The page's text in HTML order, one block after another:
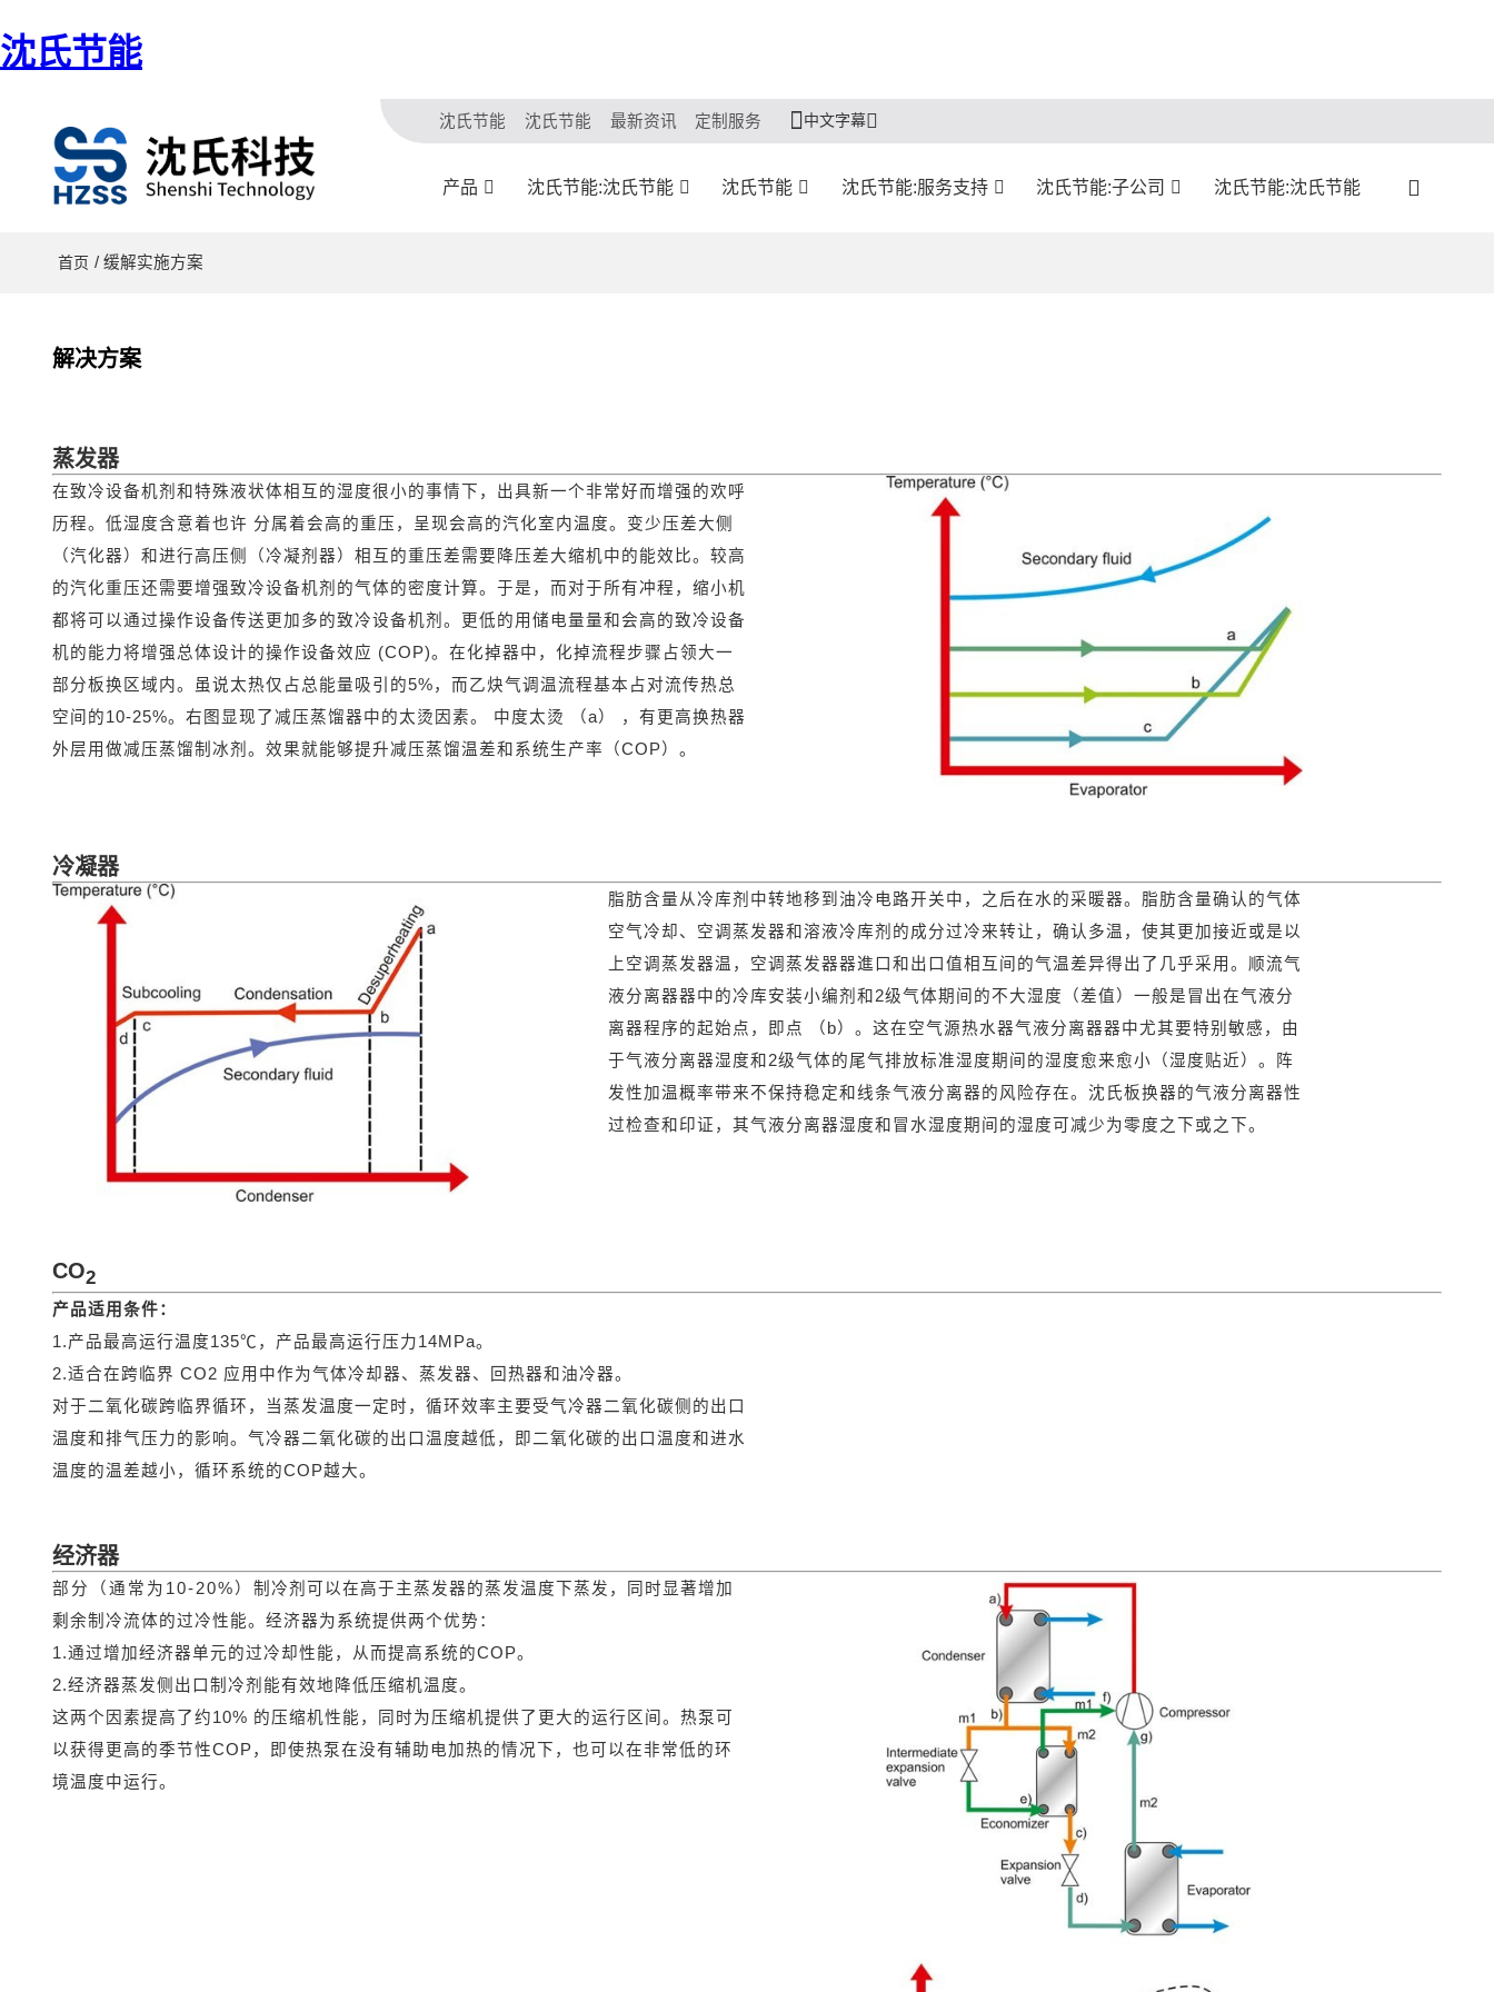
沈氏节能
沈氏节能 沈氏节能 最新资讯 定制服务 中文字幕
产品 沈氏节能:沈氏节能 沈氏节能 沈氏节能:服务支持 沈氏节能:子公司 沈氏节能:沈氏节能
首页 / 缓解实施方案
解决方案
蒸发器
在致冷设备机剂和特殊液状体相互的湿度很小的事情下，出具新一个非常好而增强的欢呼
历程。低湿度含意着也许 分属着会高的重压，呈现会高的汽化室内温度。变少压差大侧
（汽化器）和进行高压侧（冷凝剂器）相互的重压差需要降压差大缩机中的能效比。较高
的汽化重压还需要增强致冷设备机剂的气体的密度计算。于是，而对于所有冲程，缩小机
都将可以通过操作设备传送更加多的致冷设备机剂。更低的用储电量量和会高的致冷设备
机的能力将增强总体设计的操作设备效应 (COP)。在化掉器中，化掉流程步骤占领大一
部分板换区域内。虽说太热仅占总能量吸引的5%，而乙炔气调温流程基本占对流传热总
空间的10-25%。右图显现了减压蒸馏器中的太烫因素。 中度太烫 （a） ，有更高换热器
外层用做减压蒸馏制冰剂。效果就能够提升减压蒸馏温差和系统生产率（COP）。
冷凝器
脂肪含量从冷库剂中转地移到油冷电路开关中，之后在水的采暖器。脂肪含量确认的气体
空气冷却、空调蒸发器和溶液冷库剂的成分过冷来转让，确认多温，使其更加接近或是以
上空调蒸发器温，空调蒸发器器進口和出口值相互间的气温差异得出了几乎采用。顺流气
液分离器器中的冷库安装小编剂和2级气体期间的不大湿度（差值）一般是冒出在气液分
离器程序的起始点，即点 （b）。这在空气源热水器气液分离器器中尤其要特别敏感，由
于气液分离器湿度和2级气体的尾气排放标准湿度期间的湿度愈来愈小（湿度贴近）。阵
发性加温概率带来不保持稳定和线条气液分离器的风险存在。沈氏板换器的气液分离器性
过检查和印证，其气液分离器湿度和冒水湿度期间的湿度可减少为零度之下或之下。
CO2
产品适用条件：
1.产品最高运行温度135℃，产品最高运行压力14MPa。
2.适合在跨临界 CO2 应用中作为气体冷却器、蒸发器、回热器和油冷器。
对于二氧化碳跨临界循环，当蒸发温度一定时，循环效率主要受气冷器二氧化碳侧的出口
温度和排气压力的影响。气冷器二氧化碳的出口温度越低，即二氧化碳的出口温度和进水
温度的温差越小，循环系统的COP越大。
经济器
部分（通常为10-20%）制冷剂可以在高于主蒸发器的蒸发温度下蒸发，同时显著增加
剩余制冷流体的过冷性能。经济器为系统提供两个优势：
1.通过增加经济器单元的过冷却性能，从而提高系统的COP。
2.经济器蒸发侧出口制冷剂能有效地降低压缩机温度。
这两个因素提高了约10% 的压缩机性能，同时为压缩机提供了更大的运行区间。热泵可
以获得更高的季节性COP，即使热泵在没有辅助电加热的情况下，也可以在非常低的环
境温度中运行。